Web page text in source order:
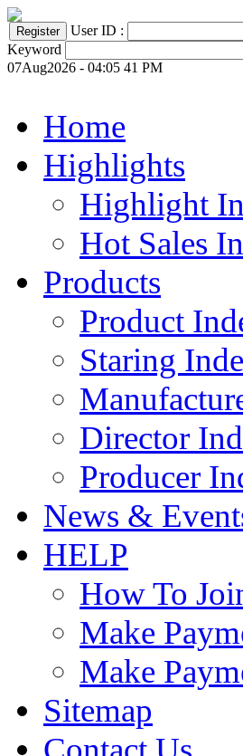
User ID :
Keyword
07Aug2026 - 04:05 41 PM
Home
Highlights
Highlight
Hot Sales
Products
Product
Staring
Director
Producer
News &
HELP
How To
Make
Make
Sitemap